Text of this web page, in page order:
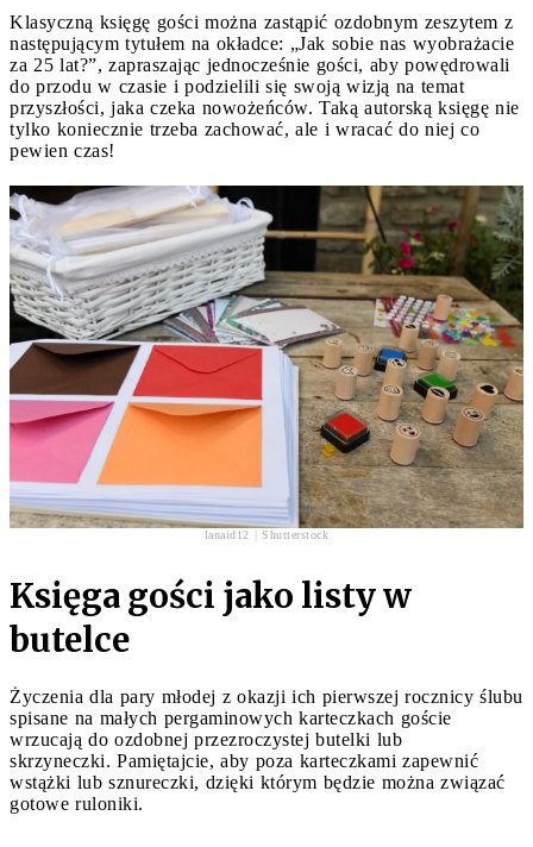
Klasyczną księgę gości można zastąpić ozdobnym zeszytem z
następującym tytułem na okładce: „Jak sobie nas wyobrażacie
za 25 lat?”, zapraszając jednocześnie gości, aby powędrowali
do przodu w czasie i podzielili się swoją wizją na temat
przyszłości, jaka czeka nowożeńców. Taką autorską księgę nie
tylko koniecznie trzeba zachować, ale i wracać do niej co
pewien czas!
lanaid12 | Shutterstock
Księga gości jako listy w
butelce
Życzenia dla pary młodej z okazji ich pierwszej rocznicy ślubu
spisane na małych pergaminowych karteczkach goście
wrzucają do ozdobnej przezroczystej butelki lub
skrzyneczki. Pamiętajcie, aby poza karteczkami zapewnić
wstążki lub sznureczki, dzięki którym będzie można związać
gotowe ruloniki.